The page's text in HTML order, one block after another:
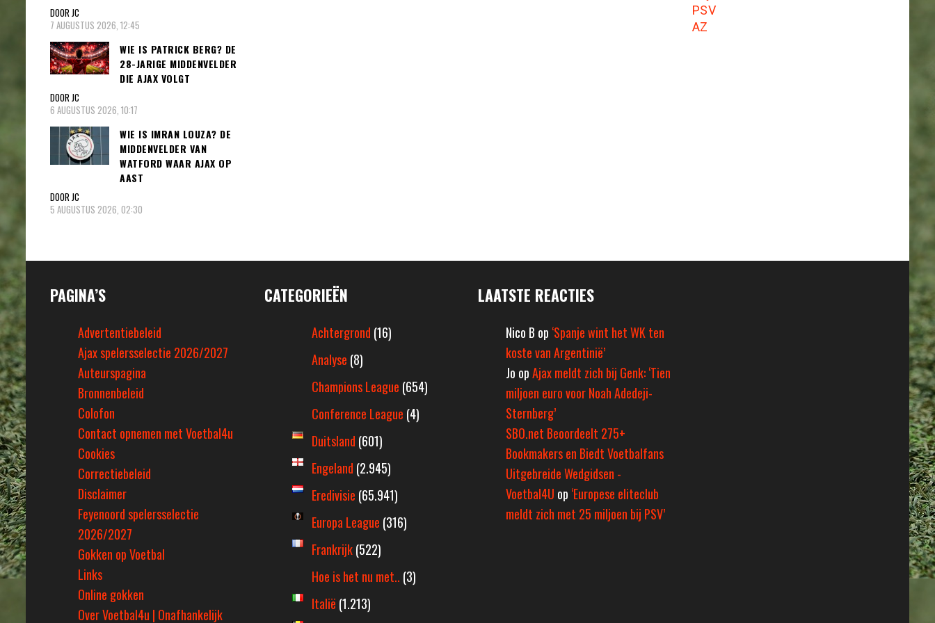
DOOR JC
7 AUGUSTUS 2026, 12:45
WIE IS PATRICK BERG? DE
28-JARIGE MIDDENVELDER
DIE AJAX VOLGT
DOOR JC
6 AUGUSTUS 2026, 10:17
WIE IS IMRAN LOUZA? DE
MIDDENVELDER VAN
WATFORD WAAR AJAX OP
AAST
DOOR JC
5 AUGUSTUS 2026, 02:30
PSV
AZ
PAGINA’S
Advertentiebeleid
Ajax spelersselectie 2026/2027
Auteurspagina
Bronnenbeleid
Colofon
Contact opnemen met Voetbal4u
Cookies
Correctiebeleid
Disclaimer
Feyenoord spelersselectie
2026/2027
Gokken op Voetbal
Links
Online gokken
Over Voetbal4u | Onafhankelijk
CATEGORIEËN
Achtergrond (16)
Analyse (8)
Champions League (654)
Conference League (4)
Duitsland (601)
Engeland (2.945)
Eredivisie (65.941)
Europa League (316)
Frankrijk(522)
Hoe is het nu met.. (3)
Italië (1.213)
LAATSTE REACTIES
Nico B op ‘Spanje wint het WK ten
koste van Argentinië’
Jo opAjax meldt zich bij Genk: ‘Tien
miljoen euro voor Noah Adedeji-
Sternberg’
SBO.net Beoordeelt 275+
Bookmakers en Biedt Voetbalfans
Uitgebreide Wedgidsen -
Voetbal4U op ‘Europese eliteclub
meldt zich met 25 miljoen bij PSV’